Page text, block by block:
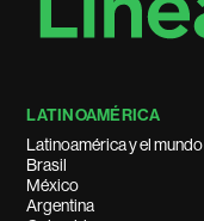
LATINOAMÉRICA
Latinoamérica y el mundo
Brasil
México
Argentina